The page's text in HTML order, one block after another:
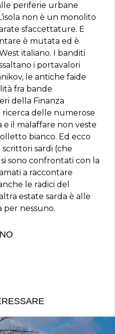
periferie urbane
non è un monolito
sfaccettature. E
è mutata ed è
italiano. I banditi
i portavalori
le antiche faide
fra bande
della Finanza
delle numerose
e il malaffare non veste
bianco. Ed ecco
sardi (che
sono confrontati con la
a raccontare
le radici del
estate sarda è alle
per nessuno.